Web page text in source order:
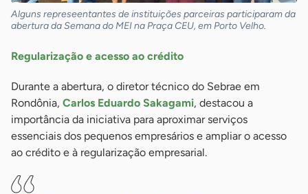
Alguns represeentantes de instituições parceiras participaram da
abertura da Semana do MEI na Praça CEU, em Porto Velho.
Regularização e acesso ao crédito
Durante a abertura, o diretor técnico do Sebrae em
Rondônia, Carlos Eduardo Sakagami, destacou a
importância da iniciativa para aproximar serviços
essenciais dos pequenos empresários e ampliar o acesso
ao crédito e à regularização empresarial.